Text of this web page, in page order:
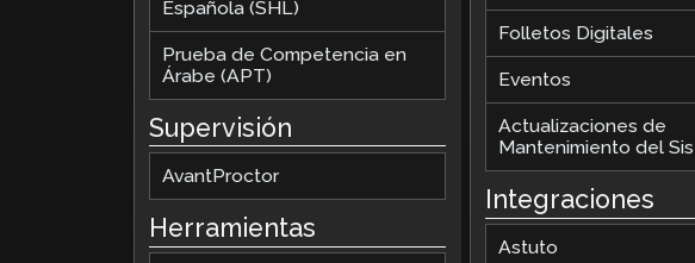
Española (SHL)
Prueba de Competencia en
Árabe (APT)
Supervisión
AvantProctor
Herramientas
Folletos Digitales
Eventos
Actualizaciones de
Mantenimiento del
Integraciones
Astuto